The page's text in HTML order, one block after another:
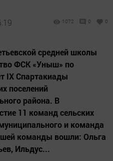
1072 0 0
средней школы
ФСК «Уныш» по
IX Спартакиады
поселений
района. В
11 команд сельских
и команда
команды вошли: Ольга
Ильдус...